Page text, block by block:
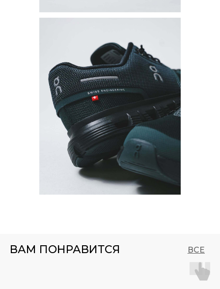
ВАМ ПОНРАВИТСЯ ВСЕ